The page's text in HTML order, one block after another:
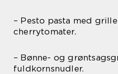
– Pesto pasta med
cherrytomater.
– Bønne- og
fuldkornsnudler.